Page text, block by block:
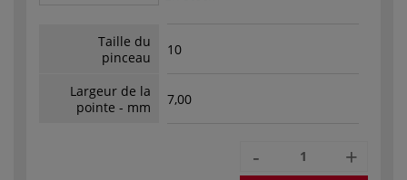
Taille du
pinceau
10
Largeur de la
pointe - mm
7,00
- +